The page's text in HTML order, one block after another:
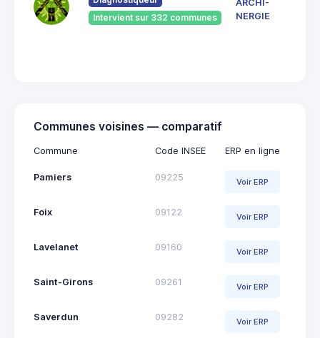
Intervient sur 332 communes
ARCHI-
NERGIE
Communes voisines — comparatif
Commune Code INSEE ERP en ligne
Pamiers 09225 Voir ERP
Foix 09122 Voir ERP
Lavelanet 09160 Voir ERP
Saint-Girons 09261 Voir ERP
Saverdun 09282 Voir ERP